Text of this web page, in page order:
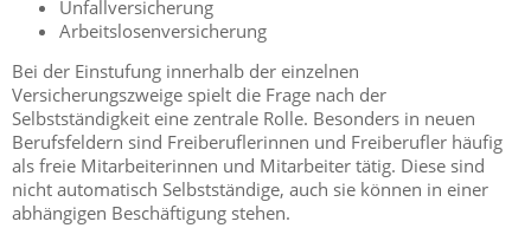
Unfallversicherung
Arbeitslosenversicherung
Bei der Einstufung innerhalb der einzelnen
Versicherungszweige spielt die Frage nach der
Selbstständigkeit eine zentrale Rolle. Besonders in neuen
Berufsfeldern sind Freiberuflerinnen und Freiberufler häufig
als freie Mitarbeiterinnen und Mitarbeiter tätig. Diese sind
nicht automatisch Selbstständige, auch sie können in einer
abhängigen Beschäftigung stehen.